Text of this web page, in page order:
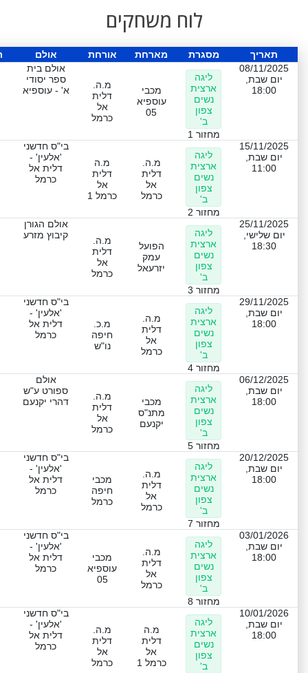
לוח משחקים
תאריך מסגרת מארחת אורחת אולם
08/11/2025
יום שבת,
18:00
ליגה
ארצית
נשים
צפון
ב'
מחזור 1
מכבי
עוספיא
05
מ.ה.
דלית
אל
כרמל
אולם בית
ספר יסודי
א' - עוספיא
15/11/2025
יום שבת,
11:00
ליגה
ארצית
נשים
צפון
ב'
מחזור 2
מ.ה.
דלית
אל
כרמל
מ.ה
דלית
אל
כרמל 1
בי"ס חדשני
'אלעין' -
דלית אל
כרמל
25/11/2025
יום שלישי,
18:30
ליגה
ארצית
נשים
צפון
ב'
מחזור 3
הפועל
עמק
יזרעאל
מ.ה.
דלית
אל
כרמל
אולם הגורן
קיבוץ מזרע
29/11/2025
יום שבת,
18:00
ליגה
ארצית
נשים
צפון
ב'
מחזור 4
מ.ה.
דלית
אל
כרמל
מ.כ.
חיפה
נו"ש
בי"ס חדשני
'אלעין' -
דלית אל
כרמל
06/12/2025
יום שבת,
18:00
ליגה
ארצית
נשים
צפון
ב'
מחזור 5
מכבי
מתנ"ס
יקנעם
מ.ה.
דלית
אל
כרמל
אולם
ספורט ע"ש
דהרי יקנעם
20/12/2025
יום שבת,
18:00
ליגה
ארצית
נשים
צפון
ב'
מחזור 7
מ.ה.
דלית
אל
כרמל
מכבי
חיפה
כרמל
בי"ס חדשני
'אלעין' -
דלית אל
כרמל
03/01/2026
יום שבת,
18:00
ליגה
ארצית
נשים
צפון
ב'
מחזור 8
מ.ה.
דלית
אל
כרמל
מכבי
עוספיא
05
בי"ס חדשני
'אלעין' -
דלית אל
כרמל
10/01/2026
יום שבת,
18:00
ליגה
ארצית
נשים
צפון
ב'
מ.ה
דלית
אל
כרמל 1
מ.ה.
דלית
אל
כרמל
בי"ס חדשני
'אלעין' -
דלית אל
כרמל